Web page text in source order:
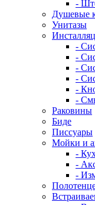
-
Душевые
Унитазы
-
-
-
-
-
-
Раковины
Биде
Писсуары
Мойки и
-
-
-